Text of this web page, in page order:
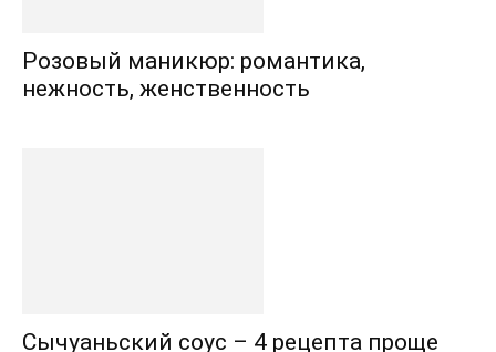
Розовый маникюр: романтика,
нежность, женственность
Сычуаньский соус – 4 рецепта проще